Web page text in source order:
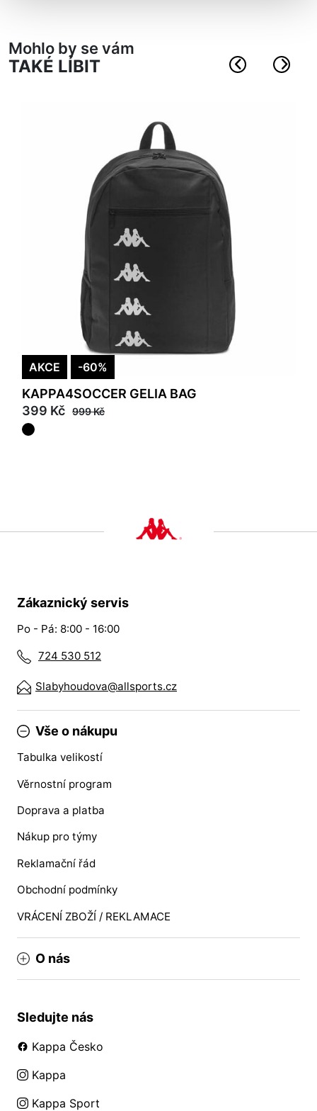
Mohlo by se vám
TAKÉ LÍBIT
AKCE -60%
KAPPA4SOCCER GELIA BAG
399 Kč 999 Kč
Zákaznický servis
Po - Pá: 8:00 - 16:00
724 530 512
Slabyhoudova@allsports.cz
Vše o nákupu
Tabulka velikostí
Věrnostní program
Doprava a platba
Nákup pro týmy
Reklamační řád
Obchodní podmínky
VRÁCENÍ ZBOŽÍ / REKLAMACE
O nás
Sledujte nás
Kappa Česko
Kappa
Kappa Sport